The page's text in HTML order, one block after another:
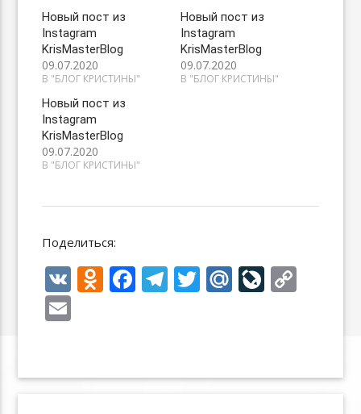
Новый пост из
Instagram
KrisMasterBlog
09.07.2020
В "БЛОГ КРИСТИНЫ"
Новый пост из
Instagram
KrisMasterBlog
09.07.2020
В "БЛОГ КРИСТИНЫ"
Новый пост из
Instagram
KrisMasterBlog
09.07.2020
В "БЛОГ КРИСТИНЫ"
Поделиться:
V O
kl
F
o
T
a
T M
u
Li
u Li
l